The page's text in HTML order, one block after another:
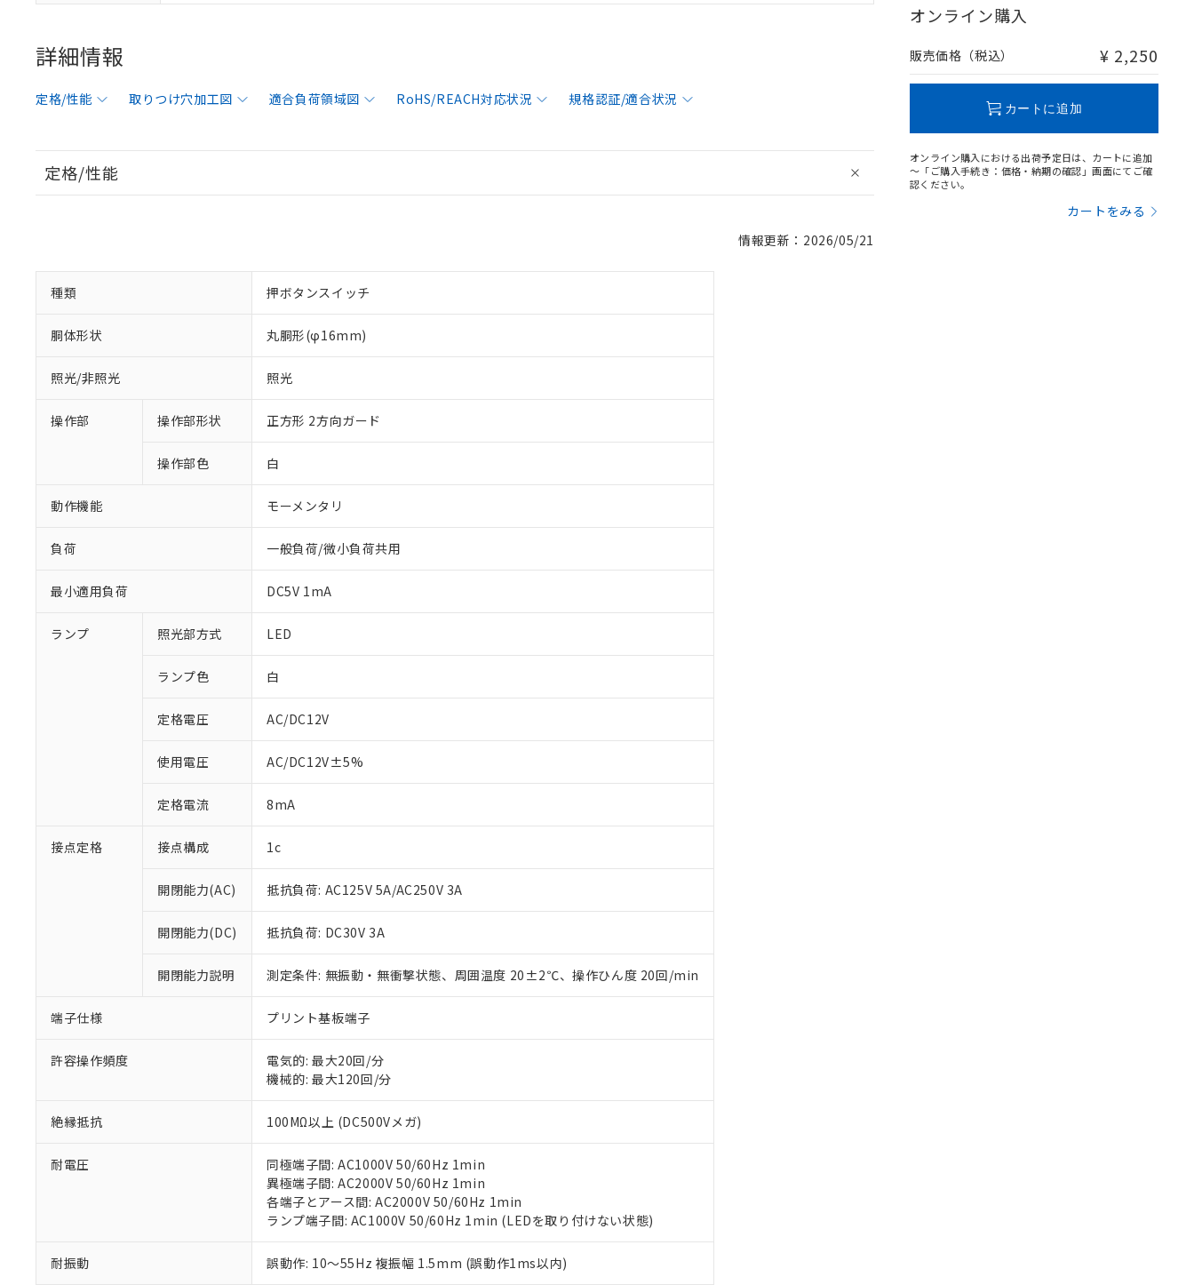
詳細情報
定格/性能 取りつけ穴加工図 適合負荷領域図 RoHS/REACH対応状況 規格認証/適合状況
定格/性能
情報更新：2026/05/21
種類 押ボタンスイッチ
胴体形状 丸胴形(φ16mm)
照光/非照光 照光
操作部 操作部形状 正方形 2方向ガード
操作部色 白
動作機能 モーメンタリ
負荷 一般負荷/微小負荷共用
最小適用負荷 DC5V 1mA
ランプ 照光部方式 LED
ランプ色 白
定格電圧 AC/DC12V
使用電圧 AC/DC12V±5%
定格電流 8mA
接点定格 接点構成 1c
開閉能力(AC) 抵抗負荷: AC125V 5A/AC250V 3A
開閉能力(DC) 抵抗負荷: DC30V 3A
開閉能力説明 測定条件: 無振動・無衝撃状態、周囲温度 20±2℃、操作ひん度 20回/min
端子仕様 プリント基板端子
許容操作頻度
電気的: 最大20回/分
機械的: 最大120回/分
絶縁抵抗 100MΩ以上 (DC500Vメガ)
耐電圧
同極端子間: AC1000V 50/60Hz 1min
異極端子間: AC2000V 50/60Hz 1min
各端子とアース間: AC2000V 50/60Hz 1min
ランプ端子間: AC1000V 50/60Hz 1min (LEDを取り付けない状態)
耐振動 誤動作: 10～55Hz 複振幅 1.5mm (誤動作1ms以内)
オンライン購入
販売価格（税込） ¥ 2,250
カートに追加
オンライン購入における出荷予定日は、カートに追加
～「ご購入手続き：価格・納期の確認」画面にてご確
認ください。
カートをみる
ご利用条件
以下の条件をお読みいただき、同意のうえご利用ください。
本サービスは、当社制御機器事業取扱商品の当社在庫状況および標準価格(税抜)を提供させていただ
くものです。
のであり、閲覧された時点での実際の在庫および標準価格とは異なる場合があることをご了承くださ
い。
正式な納期状況および標準価格はお客様のお取引先、またはお客様担当のオムロン制御機器販売店・
当社販売員にご相談ください。
オムロン制御機器販売店や当社販売拠点は「販売ネットワーク
」をご確認ください。
在庫状況および標準価格結果を当社の事前の承諾なく第三者に漏洩または開示しないようお願いしま
す。
マイパーツ機能（部品リスト作成サービス）をご利用いただくには、I-Webメンバーズにご登録され
ている必要があります。
が、当社の製品・サービスに関するお客様との取引・商談に必要な範囲で利用することをご了承くだ
さい。
※1 対応状況
対応予定なし：EU RoHS指令（10物質）の非含有に非対応の商品で、対応品を出す予定はありません。
調査・確認中：EU RoHS指令（10物質）の非含有の対応状況を調査中または確認中の商品です。
仕入先様の事情により、非含有部品としていたものが、含有品と判明した場合などやむを得ず変更すること
があります。
*EU RoHS指令（10物質）：
六価クロム(Cr(Ⅵ)) 1000ppm以下、ポリ臭化ビフェニル類(PBB) 1000ppm以下、ポリ臭化ジフェニルエーテル類(PBDE) 1000ppm以下、
但し、RoHS指令で産業用監視および制御機器に対する適用除外項目は除く。
フタル酸エステル類の４物質については閾値を超える意図的な使用がないことを確認しています。
※2 対応予定月
部品在庫の切り替え状況などにより、予定月が前後することがあります。
※3 非含有証明書ダウンロード
下記の非含有証明書をダウンロードすることができます。
※1 中国RoHS○×表
「○」：最大均質材料含有率が中国RoHSの基準値以下であることを示します。
「×」：最大均質材料含有率が中国RoHSの基準値を超えていることを示します。
*中国RoHS10物質の基準値 (GB/T26572)：
Pb(鉛) :1000ppm、 Hg(水銀) : 1000ppm、 Cd(カドミウム) : 100ppm、
Cr(Ⅵ)(六価クロム) : 1000ppm、 PBBs(ポリ臭化ビフェニル類) : 1000ppm、 PBDEs(ポリ臭化ジフェニルエーテル類) : 1000ppm、
DBP(フタル酸ジブチル) : 1000ppm、 DIBP(フタル酸ジイソブチル) : 1000ppm、 BBP(フタル酸ブチルベンジル) : 1000ppm、
※2 環境保護使用期限
「ｅ」：有害物質（10物質）のすべてが基準値以下であることを示します。
「10」：通常の使用状況下において有害物質が外部に漏えいし、環境に深刻な影響を及ぼさない年数を意
味します。
「－」：未確認です。当社販売部門へお問い合わせください。
当社は、これら貴社製品のうち、外国為替および外国貿易法に定める商品（以下｢規制貨物等」とい
う）を輸出または国外への提供する場合は、日本国政府の輸出許可(または役務取引許可)を取得する
当社は規制貨物を破棄する場合は、完全に破砕するなど、違法に輸出されないよう必要な手段を講じ
ます。
当社は貴社製品を、核兵器、ミサイル、化学兵器、生物兵器またはその他武器並びにこれらの製造装
置等に一切使用いたしません。
当社は、貴社製品を第三者に販売する場合は、上記1、2および3の内容を当該第三者に通知します。
また当社は、販売先および販売に係わる関係者が違法に輸出するおそれがある場合は、取り引きをい
たしません。
合意する
記
号
説明
○ 一定数以上の在庫あり
△ 一定数には満たないが在庫あり
－
在庫なし(最新の在庫状況については、お客様のお取引先、またはお客様担当のオムロン制御
機器販売店・当社販売員にご確認ください)
空
白
受注生産機種、また在庫状況の情報を公開していない機種